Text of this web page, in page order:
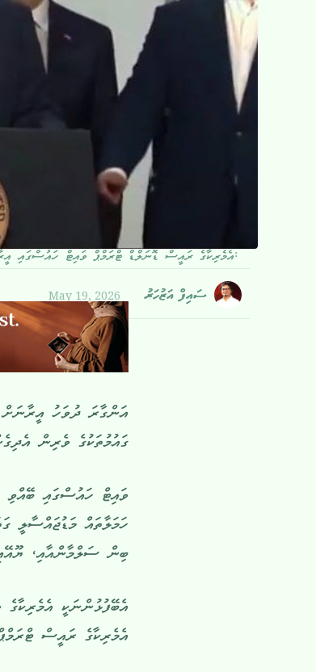
އެމެރިކާގެ ރައީސް ޑޮނަލްޑް ޓްރަމްޕް ވައިޓް ހައުސްގައި އީރާނާ ގުޅޭގޮތުން ވާހަކަ ދައްކަނީ:
ސައިފް އަޒުހަރު May 19, 2026
އަންގާރަ ދުވަހު
ގައުމުތަކުގެ ވެރިން
ވައިޓް ހައުސްގައި
ހަމަލާތައް މަޑުޖައްސާލީ
ބިން ސަލްމާންއާއި،
އެބޭފުޅުންނަކީ
އެމެރިކާގެ ރައީސް